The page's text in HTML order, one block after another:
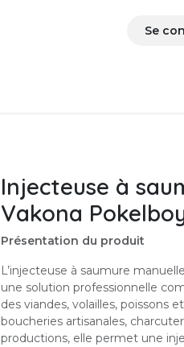
Se
Injecteuse à
Vakona
Présentation du produit
L’injecteuse à saumure
une solution professionnelle
des viandes, volailles, poissons
boucheries artisanales,
productions, elle permet une